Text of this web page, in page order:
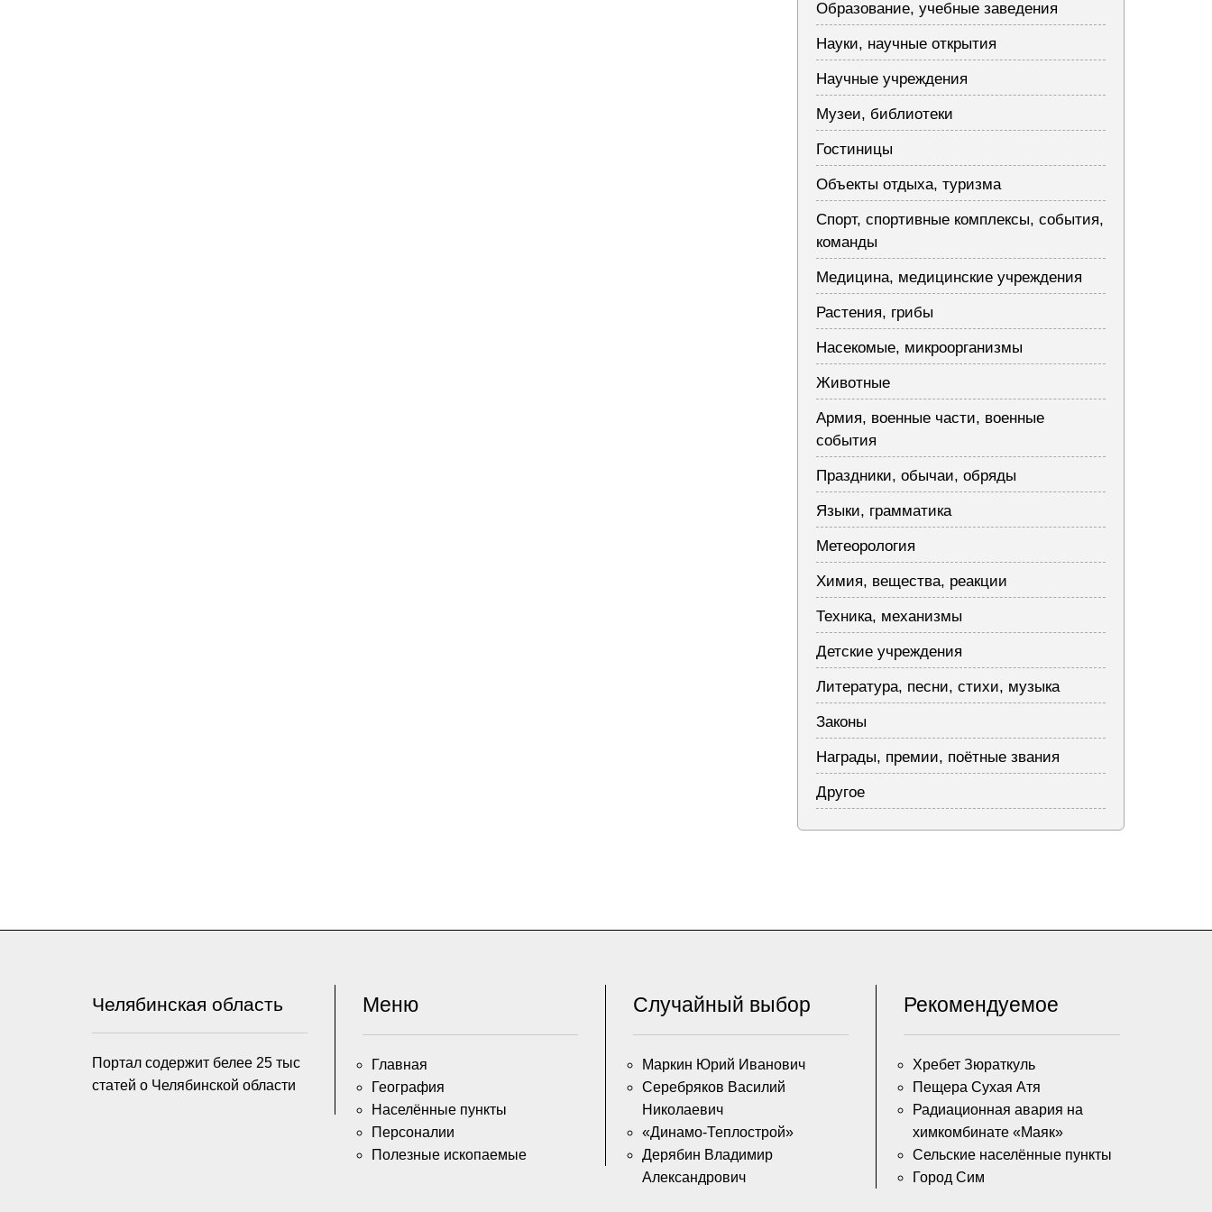
Образование, учебные заведения
Науки, научные открытия
Научные учреждения
Музеи, библиотеки
Гостиницы
Объекты отдыха, туризма
Спорт, спортивные комплексы, события,
команды
Медицина, медицинские учреждения
Растения, грибы
Насекомые, микроорганизмы
Животные
Армия, военные части, военные
события
Праздники, обычаи, обряды
Языки, грамматика
Метеорология
Химия, вещества, реакции
Техника, механизмы
Детские учреждения
Литература, песни, стихи, музыка
Законы
Награды, премии, поётные звания
Другое
Челябинская область
Портал содержит белее 25 тыс
статей о Челябинской области
Меню
Главная
География
Населённые пункты
Персоналии
Полезные ископаемые
Случайный выбор
Маркин Юрий Иванович
Серебряков Василий
Николаевич
«Динамо-Теплострой»
Дерябин Владимир
Александрович
Рекомендуемое
Хребет Зюраткуль
Пещера Сухая Атя
Радиационная авария на
химкомбинате «Маяк»
Сельские населённые пункты
Город Сим